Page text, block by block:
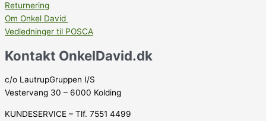
Returnering
Om Onkel David
Vedledninger til POSCA
Kontakt OnkelDavid.dk
c/o LautrupGruppen I/S
Vestervang 30 – 6000 Kolding
KUNDESERVICE – Tlf. 7551 4499